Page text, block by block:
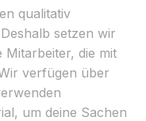
qualitativ
setzen wir
die mit
verfügen über
um deine Sachen